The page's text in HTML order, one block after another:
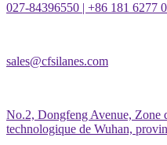
027-84396550 | +86 181 6277
sales@cfsilanes.com
No.2, Dongfeng Avenue, Zone
technologique de Wuhan,